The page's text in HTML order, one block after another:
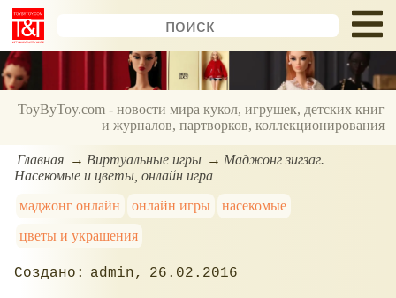
ToyByToy.com - новости мира кукол, игрушек, детских книг
и журналов, партворков, коллекционирования
Главная Виртуальные игры
Маджонг зигзаг.
Насекомые и цветы, онлайн игра
маджонг онлайн
онлайн игры
насекомые
цветы и украшения
admin 26.02.2016